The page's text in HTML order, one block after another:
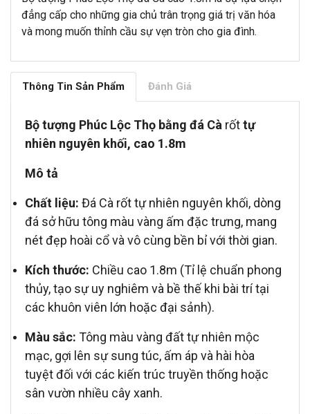
đẳng cấp cho những gia chủ trân trọng giá trị văn hóa
và mong muốn thỉnh cầu sự vẹn tròn cho gia đình.
Thông Tin Sản Phẩm Đánh Giá
Bộ tượng Phúc Lộc Thọ bằng đá Cà rốttự
nhiên nguyên khối, cao 1.8m
Mô tả
Chất liệu: Đá Cà rốt tự nhiên nguyên khối, dòng
đá sở hữu tông màu vàng ấm đặc trưng, mang
nét đẹp hoài cổ và vô cùng bền bỉ với thời gian.
Kích thước: Chiều cao 1.8m (Tỉ lệ chuẩn phong
thủy, tạo sự uy nghiêm và bề thế khi bài trí tại
các khuôn viên lớn hoặc đại sảnh).
Màu sắc: Tông màu vàng đất tự nhiên mộc
mạc, gợi lên sự sung túc, ấm áp và hài hòa
tuyệt đối với các kiến trúc truyền thống hoặc
sân vườn nhiều cây xanh.